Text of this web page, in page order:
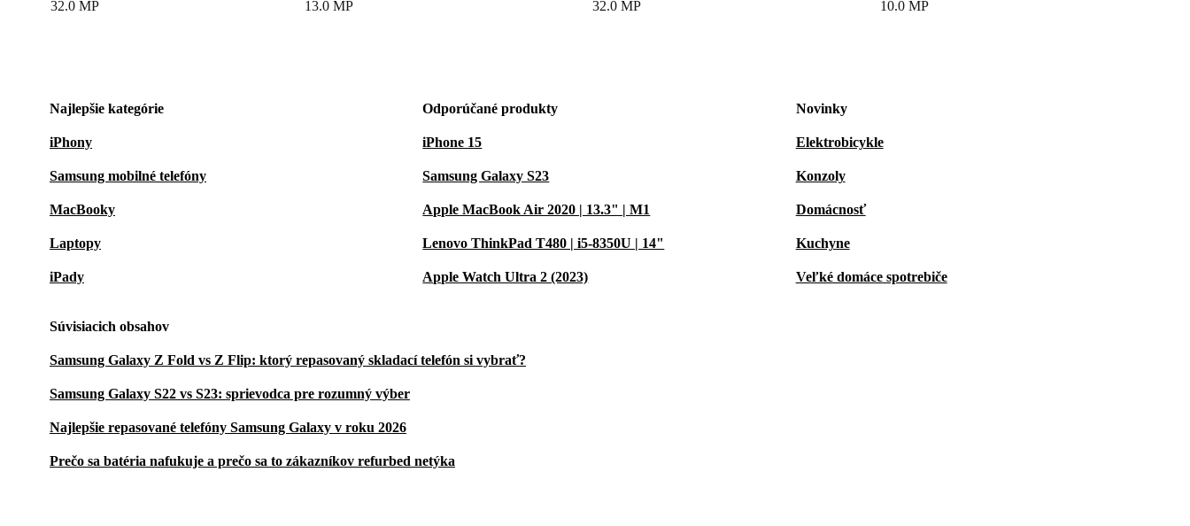
32.0 MP
13.0 MP
32.0 MP
10.0 MP
Najlepšie kategórie
iPhony
Samsung mobilné telefóny
MacBooky
Laptopy
iPady
Odporúčané produkty
iPhone 15
Samsung Galaxy S23
Apple MacBook Air 2020 | 13.3" | M1
Lenovo ThinkPad T480 | i5-8350U | 14"
Apple Watch Ultra 2 (2023)
Novinky
Elektrobicykle
Konzoly
Domácnosť
Kuchyne
Veľké domáce spotrebiče
Súvisiacich obsahov
Samsung Galaxy Z Fold vs Z Flip: ktorý repasovaný skladací telefón si vybrať?
Samsung Galaxy S22 vs S23: sprievodca pre rozumný výber
Najlepšie repasované telefóny Samsung Galaxy v roku 2026
Prečo sa batéria nafukuje a prečo sa to zákazníkov refurbed netýka